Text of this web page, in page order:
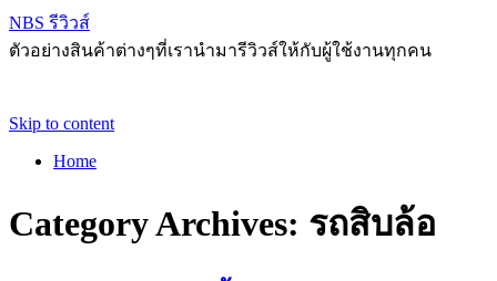
NBS รีวิวส์
ตัวอย่างสินค้าต่างๆที่เรานำมารีวิวส์ให้กับผู้ใช้งานทุกคน
Skip to content
Home
Category Archives: รถสิบล้อ